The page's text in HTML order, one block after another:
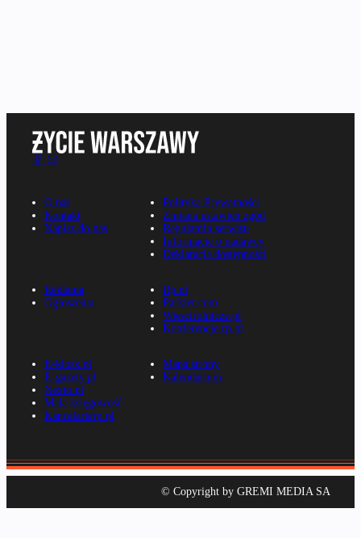
O nas
Kontakt
Napisz do nas
Polityka Prywatności
Zmiana ustawień zgód
Regulamin serwisu
Informacje o nadawcy
Deklaracja dostępności
Reklama
Ogłoszenia
Rp.pl
Parkiet.com
Wiescirolnicze.pl
Konferencje.rp.pl
E-kiosk.pl
E-gazety.pl
Nexto.pl
Mała księgowość
Kancelarierp.pl
Mapa strony
Kalendarium
© Copyright by GREMI MEDIA SA